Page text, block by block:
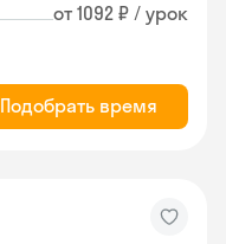
от 1092 ₽ / урок
Подобрать время